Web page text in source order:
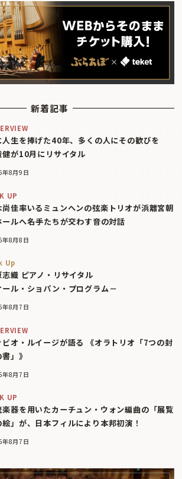
新着記事
人生を捧げた40年、多くの人にその歓びを
健が10月にリサイタル
8月9日
UP
尚佳率いるミュンヘンの弦楽トリオが浜離宮朝
ールへ――名手たちが交わす音の対話
8月8日
Up
志織 ピアノ・リサイタル
ール・ショパン・プログラム－
8月7日
ビオ・ルイージが語る 《オラトリオ「7つの封
」》
8月7日
UP
楽器を用いたカーチュン・ウォン編曲の「展覧
絵」が、日本フィルにより本邦初演！
8月7日